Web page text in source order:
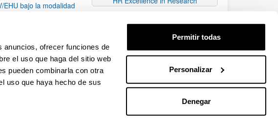
anuncios, ofrecer funciones de
el uso que haga del sitio web
pueden combinarla con otra
uso que haya hecho de sus
Permitir todas
Personalizar
Denegar
EHU bajo la modalidad
de
(12/12/2017)
desplazarse.
intermedias Use TAB para desplazarse.
Página
79